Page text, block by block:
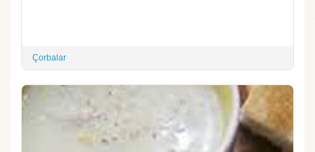
Çorbalar